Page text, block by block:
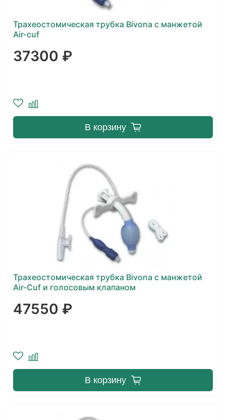
Трахеостомическая трубка Bivona с манжетой
Air-cuf
37300 ₽
В корзину
Трахеостомическая трубка Bivona с манжетой
Air-Cuf и голосовым клапаном
47550 ₽
В корзину